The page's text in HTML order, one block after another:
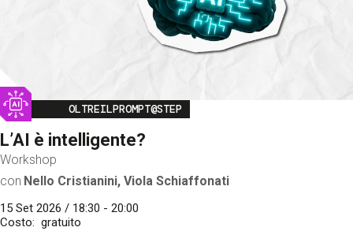
Image
OLTREILPROMPT@STEP
L’AI è intelligente?
Workshop
con Nello Cristianini, Viola Schiaffonati
15 Set 2026 / 18:30 - 20:00
Costo
gratuito